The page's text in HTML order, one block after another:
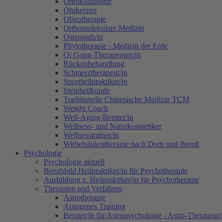
Ohrkerzen
Oligotherapie
Orthomolekulare Medizin
Osteopath/in
Phytotherapie - Medizin der Erde
Qi Gong-Therapeuten/in
Rückenbehandlung
Schmerztherapeut/in
Sportheilpraktiker/in
Steinheilkunde
Traditionelle Chinesische Medizin TCM
Weight Coach
Well-Aging-Berater/in
Wellness- und Naturkosmetiker
Wellnesstrainer/in
Wirbelsäulentherapie nach Dorn und Breuß
Psychologie
Psychologie aktuell
Berufsbild Heilpraktiker/in für Psychotherapie
Ausbildung z. Heilpraktiker/in für Psychotherapie
Therapien und Verfahren
Astrotherapie
Autogenes Training
Berater/in für Astropsychologie - Astro-